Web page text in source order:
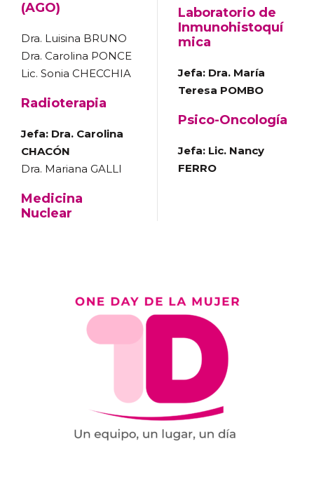
(AGO)
Dra. Luisina BRUNO
Dra. Carolina PONCE
Lic. Sonia CHECCHIA
Radioterapia
Jefa: Dra. Carolina
CHACÓN
Dra. Mariana GALLI
Medicina
Nuclear
Laboratorio de
Inmunohistoquí
mica
Jefa: Dra. María
Teresa POMBO
Psico-Oncología
Jefa: Lic. Nancy
FERRO